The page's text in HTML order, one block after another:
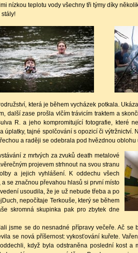
nízkou teplotu vody všechny tři týmy díky
stály!
která je během vycházek potkala.
další zase prošla vlčím trávicím traktem a
R. a jeho kompromitující fotografie, které
úplatky, tajné spolčování s opozicí či výtržnictví.
a raději se odebrala pod hvězdnou oblohu
z mrtvých za zvuků death metalové
projevem strhnout na svou stranu
a jejich vyhlášení. K oddechu všech
se značnou převahou hlasů si první místo
usoudila, že je už nebude třeba a po
nepočítaje Terkouše, který se během
skromná skupinka pak pro zbytek dne
se do nesnadné přípravy večeře. Ač se
se nová příšernost: vykosťování kuřete.
když byla odstraněna poslední kost a